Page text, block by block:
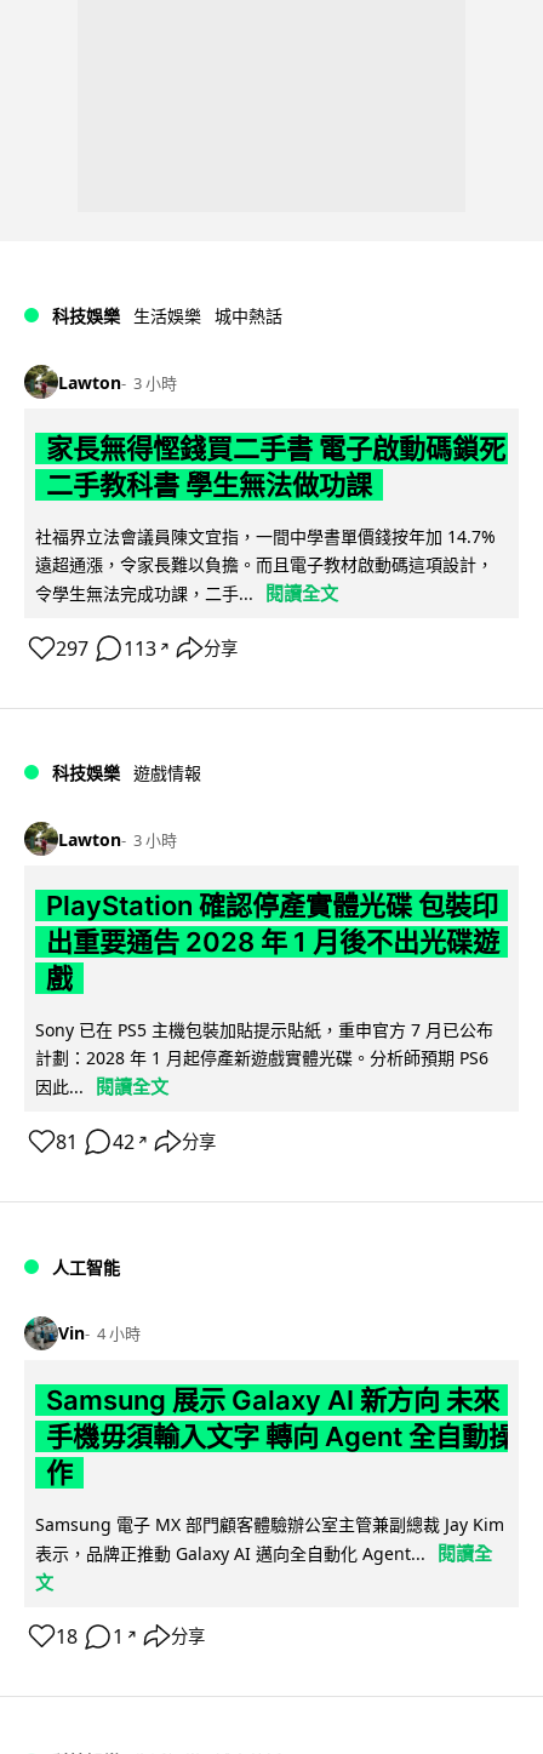
科技娛樂 生活娛樂 城中熱話
Lawton 3 小時
家長無得慳錢買二手書 電子啟動碼鎖死
二手教科書 學生無法做功課
社福界立法會議員陳文宜指，一間中學書單價錢按年加 14.7%
遠超通漲，令家長難以負擔。而且電子教材啟動碼這項設計，
令學生無法完成功課，二手...
閱讀全文
297 113 ↗ 分享
科技娛樂 遊戲情報
Lawton 3 小時
PlayStation 確認停產實體光碟 包裝印
出重要通告 2028 年 1 月後不出光碟遊
戲
Sony 已在 PS5 主機包裝加貼提示貼紙，重申官方 7 月已公布
計劃：2028 年 1 月起停產新遊戲實體光碟。分析師預期 PS6
因此...
閱讀全文
81 42 ↗ 分享
人工智能
Vin 4 小時
Samsung 展示 Galaxy AI 新方向 未來
手機毋須輸入文字 轉向 Agent 全自動操
作
Samsung 電子 MX 部門顧客體驗辦公室主管兼副總裁 Jay Kim
表示，品牌正推動 Galaxy AI 邁向全自動化 Agent...
閱讀全
文
18 1 ↗ 分享